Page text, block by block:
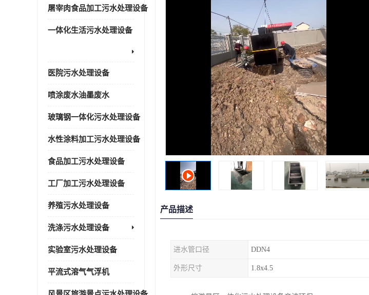
屠宰肉食品加工污水处理设备
一体化生活污水处理设备
医院污水处理设备
喷涂废水油墨废水
玻璃钢一体化污水处理设备
水性涂料加工污水处理设备
食品加工污水处理设备
工厂加工污水处理设备
养殖污水处理设备
洗涤污水处理设备
实验室污水处理设备
平流式溶气气浮机
产品描述
进水管口径 DDN4
外形尺寸 1.8x4.5